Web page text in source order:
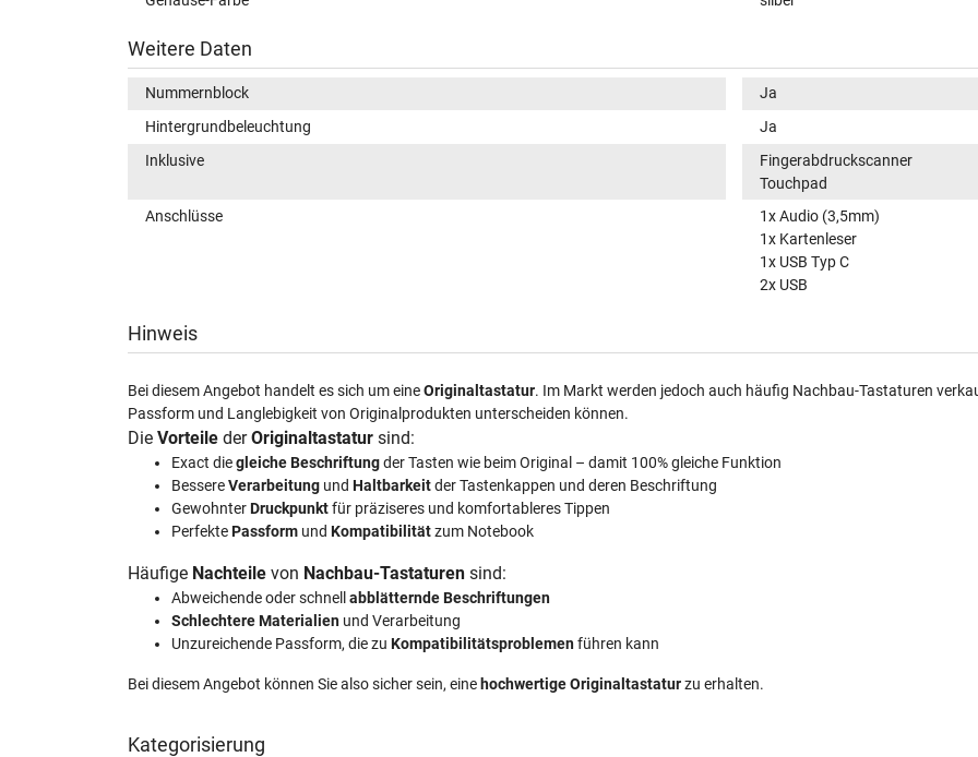
Weitere Daten
Nummernblock
Ja
Hintergrundbeleuchtung
Ja
Inklusive
Fingerabdruckscanner
Touchpad
Anschlüsse
1x Audio (3,5mm)
1x Kartenleser
1x USB Typ C
2x USB
Hinweis
Bei diesem Angebot handelt es sich um eineOriginaltastatur. Im Markt werden jedoch auch häufig Nachbau-Tastaturen
Passform und Langlebigkeit von Originalprodukten unterscheiden können.
Die Vorteile derOriginaltastatur sind:
Exact diegleiche Beschriftungder Tasten wie beim Original – damit 100% gleiche Funktion
BessereVerarbeitung und Haltbarkeitder Tastenkappen und deren Beschriftung
GewohnterDruckpunktfür präziseres und komfortableres Tippen
PerfektePassform und Kompatibilitätzum Notebook
Häufige Nachteile von Nachbau-Tastaturen sind:
Abweichende oder schnell abblätternde Beschriftungen
Schlechtere Materialien und Verarbeitung
Unzureichende Passform, die zu Kompatibilitätsproblemenführen kann
Bei diesem Angebot können Sie also sicher sein, eine hochwertige Originaltastaturzu erhalten.
Kategorisierung